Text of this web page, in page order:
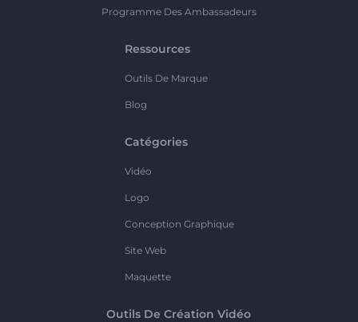
Programme Des Ambassadeurs
Ressources
Outils De Marque
Blog
Catégories
Vidéo
Logo
Conception Graphique
Site Web
Maquette
Outils De Création Vidéo